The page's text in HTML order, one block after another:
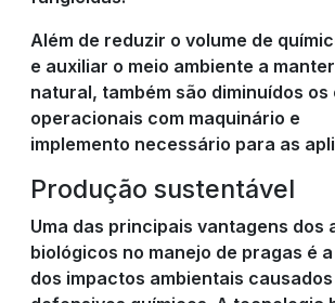
Além de reduzir o volume de
e auxiliar o meio ambiente a
natural, também são diminuídos os
operacionais com maquinário e
implemento necessário para as
Produção sustentável
Uma das principais vantagens dos
biológicos no manejo de pragas é
dos impactos ambientais